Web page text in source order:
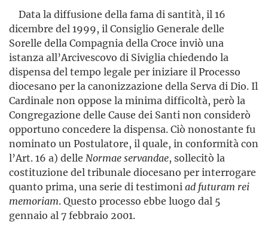
Data la diffusione della fama di santità, il 16
dicembre del 1999, il Consiglio Generale delle
Sorelle della Compagnia della Croce inviò una
istanza all’Arcivescovo di Siviglia chiedendo la
dispensa del tempo legale per iniziare il Processo
diocesano per la canonizzazione della Serva di Dio. Il
Cardinale non oppose la minima difficoltà, però la
Congregazione delle Cause dei Santi non considerò
opportuno concedere la dispensa. Ciò nonostante fu
nominato un Postulatore, il quale, in conformità con
l’Art. 16 a) delle Normae servandae, sollecitò la
costituzione del tribunale diocesano per interrogare
quanto prima, una serie di testimoniad futuram rei
memoriam. Questo processo ebbe luogo dal 5
gennaio al 7 febbraio 2001.